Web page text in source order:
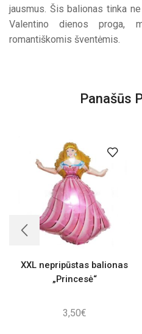
jausmus. Šis balionas tinka
Valentino dienos proga,
romantiškomis šventėmis.
Panašūs
XXL nepripūstas balionas
„Princesė“
3,50€